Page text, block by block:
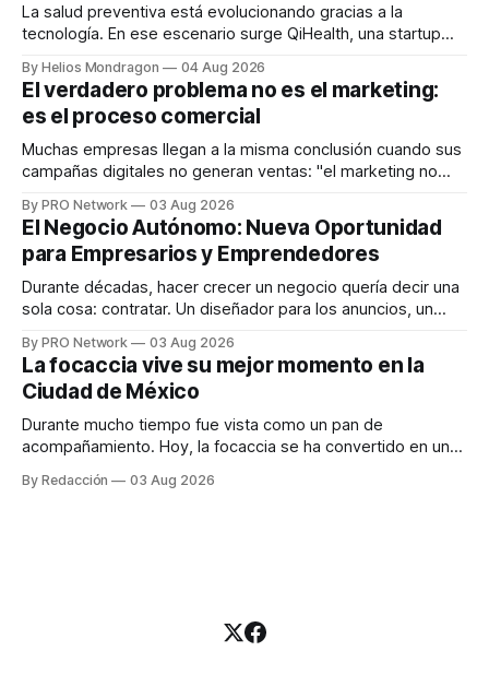
La salud preventiva está evolucionando gracias a la
tecnología. En ese escenario surge QiHealth, una startup
dispositivos inteligentes, inteligencia artificial y monitoreo
en tiempo real para ayudar a las personas a tomar mejores
decisiones sobre su salud metabólica. Su propuesta busca
responder
By Helios Mondragon 04 Aug 2026
El verdadero problema no es el marketing:
es el proceso comercial
Muchas empresas llegan a la misma conclusión cuando sus
campañas digitales no generan ventas: "el marketing no
INTERIUS, el problema suele estar en otro lugar. Durante
una entrevista para el podcast SER PRO, el especialista en
marketing digital explicó que
By PRO Network 03 Aug 2026
El Negocio Autónomo: Nueva Oportunidad
para Empresarios y Emprendedores
Durante décadas, hacer crecer un negocio quería decir una
sola cosa: contratar. Un diseñador para los anuncios, un
para los textos, alguien que supiera de publicidad digital
para encontrar prospectos, un vendedor para atender
llamadas y mensajes, y —con suerte— una persona
By PRO Network 03 Aug 2026
La focaccia vive su mejor momento en la
Ciudad de México
Durante mucho tiempo fue vista como un pan de
acompañamiento. Hoy, la focaccia se ha convertido en uno
artesanal, ingredientes de calidad y experiencias que
By Redacción 03 Aug 2026